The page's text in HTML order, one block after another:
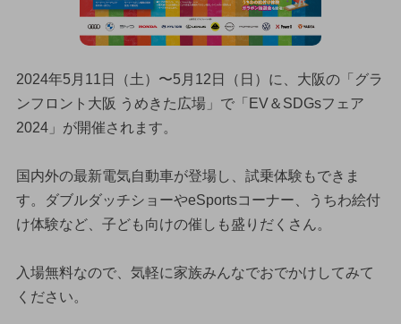
2024年5月11日（土）〜5月12日（日）に、大阪の「グラ
ンフロント大阪 うめきた広場」で「EV＆SDGsフェア
2024」が開催されます。
国内外の最新電気自動車が登場し、試乗体験もできま
す。ダブルダッチショーやeSportsコーナー、うちわ絵付
け体験など、子ども向けの催しも盛りだくさん。
入場無料なので、気軽に家族みんなでおでかけしてみて
ください。